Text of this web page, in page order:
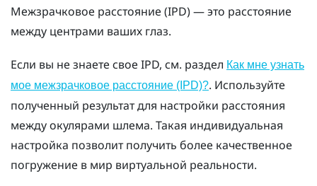
Межзрачковое расстояние (IPD) — это расстояние
между центрами ваших глаз.
Если вы не знаете свое IPD, см. раздел Как мне узнать
мое межзрачковое расстояние (IPD)?. Используйте
полученный результат для настройки расстояния
между окулярами шлема. Такая индивидуальная
настройка позволит получить более качественное
погружение в мир виртуальной реальности.